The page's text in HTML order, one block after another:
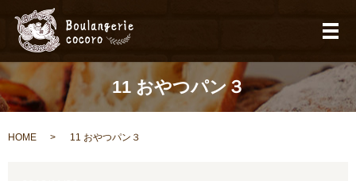
メ
11 おやつパン３
HOME 11 おやつパン３